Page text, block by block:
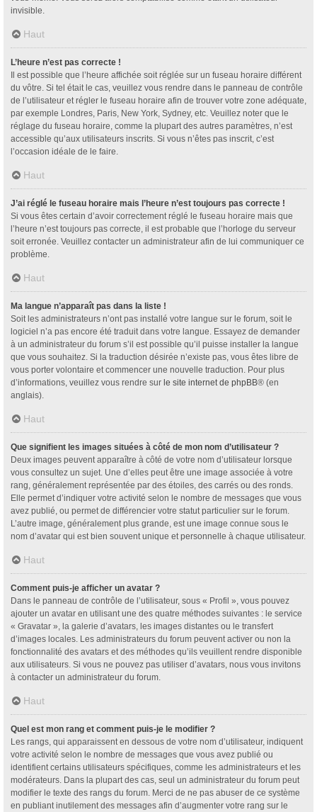
invisible.
Haut
L’heure n’est pas correcte !
Il est possible que l’heure affichée soit réglée sur un fuseau horaire différent
du vôtre. Si tel était le cas, veuillez vous rendre dans le panneau de contrôle
de l’utilisateur et régler le fuseau horaire afin de trouver votre zone adéquate,
par exemple Londres, Paris, New York, Sydney, etc. Veuillez noter que le
réglage du fuseau horaire, comme la plupart des autres paramètres, n’est
accessible qu’aux utilisateurs inscrits. Si vous n’êtes pas inscrit, c’est
l’occasion idéale de le faire.
Haut
J’ai réglé le fuseau horaire mais l’heure n’est toujours pas correcte !
Si vous êtes certain d’avoir correctement réglé le fuseau horaire mais que
l’heure n’est toujours pas correcte, il est probable que l’horloge du serveur
soit erronée. Veuillez contacter un administrateur afin de lui communiquer ce
problème.
Haut
Ma langue n’apparaît pas dans la liste !
Soit les administrateurs n’ont pas installé votre langue sur le forum, soit le
logiciel n’a pas encore été traduit dans votre langue. Essayez de demander
à un administrateur du forum s’il est possible qu’il puisse installer la langue
que vous souhaitez. Si la traduction désirée n’existe pas, vous êtes libre de
vous porter volontaire et commencer une nouvelle traduction. Pour plus
d’informations, veuillez vous rendre sur le site internet de phpBB® (en
anglais).
Haut
Que signifient les images situées à côté de mon nom d’utilisateur ?
Deux images peuvent apparaître à côté de votre nom d’utilisateur lorsque
vous consultez un sujet. Une d’elles peut être une image associée à votre
rang, généralement représentée par des étoiles, des carrés ou des ronds.
Elle permet d’indiquer votre activité selon le nombre de messages que vous
avez publié, ou permet de différencier votre statut particulier sur le forum.
L’autre image, généralement plus grande, est une image connue sous le
nom d’avatar qui est bien souvent unique et personnelle à chaque utilisateur.
Haut
Comment puis-je afficher un avatar ?
Dans le panneau de contrôle de l’utilisateur, sous « Profil », vous pouvez
ajouter un avatar en utilisant une des quatre méthodes suivantes : le service
« Gravatar », la galerie d’avatars, les images distantes ou le transfert
d’images locales. Les administrateurs du forum peuvent activer ou non la
fonctionnalité des avatars et des méthodes qu’ils veuillent rendre disponible
aux utilisateurs. Si vous ne pouvez pas utiliser d’avatars, nous vous invitons
à contacter un administrateur du forum.
Haut
Quel est mon rang et comment puis-je le modifier ?
Les rangs, qui apparaissent en dessous de votre nom d’utilisateur, indiquent
votre activité selon le nombre de messages que vous avez publié ou
identifient certains utilisateurs spécifiques, comme les administrateurs et les
modérateurs. Dans la plupart des cas, seul un administrateur du forum peut
modifier le texte des rangs du forum. Merci de ne pas abuser de ce système
en publiant inutilement des messages afin d’augmenter votre rang sur le